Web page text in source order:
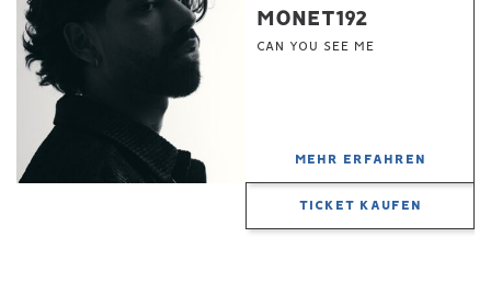
MONET192
CAN YOU SEE ME
MEHR ERFAHREN
TICKET KAUFEN